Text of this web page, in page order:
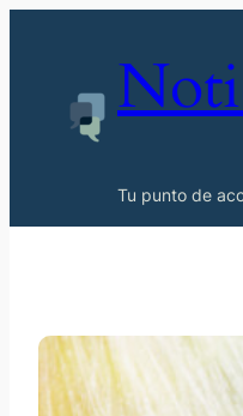
Tu punto de